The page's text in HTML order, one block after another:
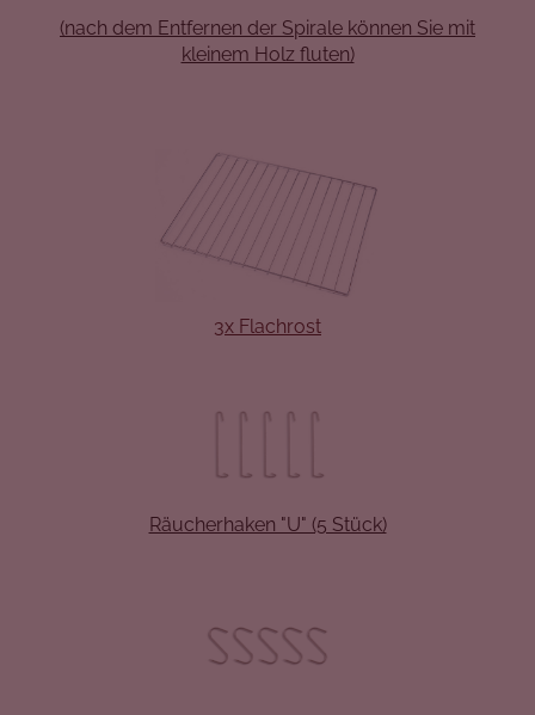
(nach dem Entfernen der Spirale können Sie mit
kleinem Holz fluten)
3x Flachrost
Räucherhaken "U" (5 Stück)